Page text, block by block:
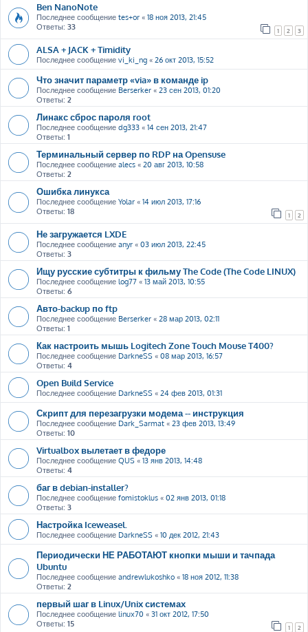
Ben NanoNote
Последнее сообщение tes+or « 18 ноя 2013, 21:45
Ответы: 33 1 2 3
ALSA + JACK + Timidity
Последнее сообщение vi_ki_ng « 26 окт 2013, 15:52
Что значит параметр «via» в команде ip
Последнее сообщение Berserker « 23 сен 2013, 01:20
Ответы: 2
Линакс сброс пароля root
Последнее сообщение dg333 « 14 сен 2013, 21:47
Ответы: 1
Терминальный сервер по RDP на Opensuse
Последнее сообщение alecs « 20 авг 2013, 10:58
Ответы: 2
Ошибка линукса
Последнее сообщение Yolar « 14 июл 2013, 17:16
Ответы: 18 1 2
Не загружается LXDE
Последнее сообщение anyr « 03 июл 2013, 22:45
Ответы: 3
Ищу русские субтитры к фильму The Code (The Code LINUX)
Последнее сообщение log77 « 13 май 2013, 10:55
Ответы: 6
Авто-backup по ftp
Последнее сообщение Berserker « 28 мар 2013, 02:11
Ответы: 1
Как настроить мышь Logitech Zone Touch Mouse T400?
Последнее сообщение DarkneSS « 08 мар 2013, 16:57
Ответы: 4
Open Build Service
Последнее сообщение DarkneSS « 24 фев 2013, 01:31
Скрипт для перезагрузки модема -- инструкция
Последнее сообщение Dark_Sarmat « 23 фев 2013, 13:49
Ответы: 10
Virtualbox вылетает в федоре
Последнее сообщение QUS « 13 янв 2013, 14:48
Ответы: 4
баг в debian-installer?
Последнее сообщение fomistoklus « 02 янв 2013, 01:18
Ответы: 3
Настройка Iceweasel.
Последнее сообщение DarkneSS « 10 дек 2012, 21:43
Периодически НЕ РАБОТАЮТ кнопки мыши и тачпада
Ubuntu
Последнее сообщение andrewlukoshko « 18 ноя 2012, 11:38
Ответы: 2
первый шаг в Linux/Unix системах
Последнее сообщение linux70 « 31 окт 2012, 17:50
Ответы: 15 1 2